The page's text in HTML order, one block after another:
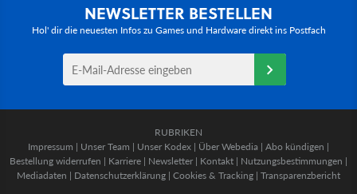
NEWSLETTER BESTELLEN
Hol' dir die neuesten Infos zu Games und Hardware direkt ins Postfach
RUBRIKEN
Impressum | Unser Team | Unser Kodex | Über Webedia | Abo kündigen |
Bestellung widerrufen | Karriere | Newsletter | Kontakt | Nutzungsbestimmungen |
Mediadaten | Datenschutzerklärung | Cookies & Tracking | Transparenzbericht